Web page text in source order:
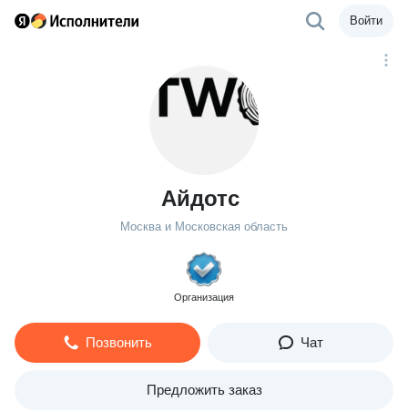
Войти
Айдотс
Москва и Московская область
Организация
Позвонить Чат
Предложить заказ